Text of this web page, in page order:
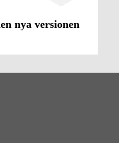
nya versionen